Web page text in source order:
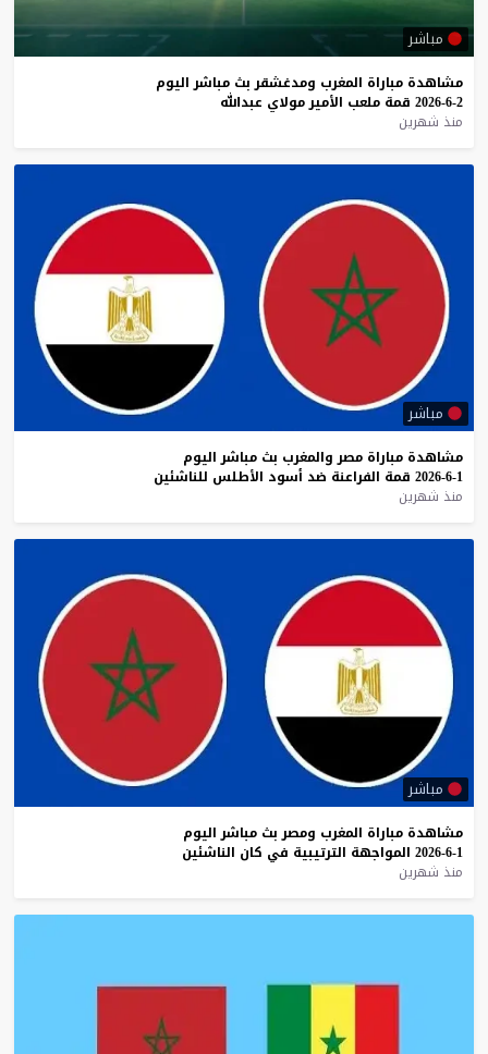
مباشر
مشاهدة مباراة المغرب ومدغشقر بث مباشر اليوم
2-6-2026
قمة ملعب الأميرمولاي عبدالله
منذ شهرين
مباشر
مشاهدة مباراة مصر والمغرب بث مباشر اليوم
1-6-2026
قمة الفراعنة ضد أسود الأطلس للناشئين
منذ شهرين
مباشر
مشاهدة مباراة المغرب ومصر بث مباشر اليوم
1-6-2026
المواجهة الترتيبية في كان الناشئين
منذ شهرين